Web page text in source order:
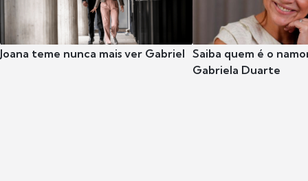
Joana teme nunca mais ver Gabriel Saiba quem é o
Gabriela Duarte